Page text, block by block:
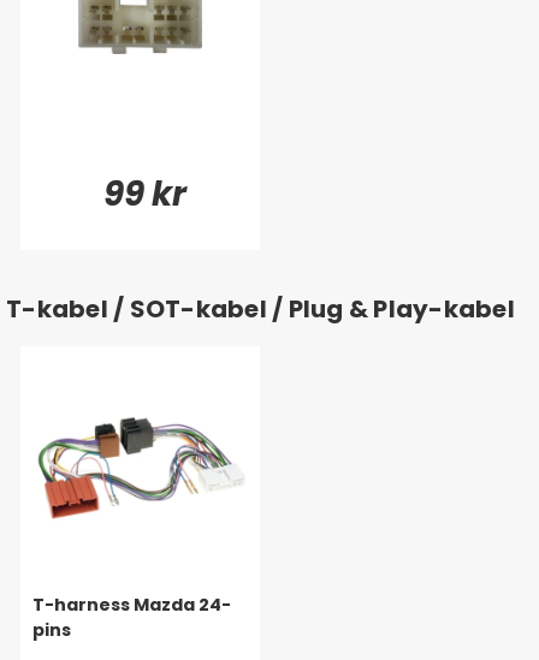
99 kr
T-kabel / SOT-kabel / Plug & Play-kabel
T-harness Mazda 24-
pins